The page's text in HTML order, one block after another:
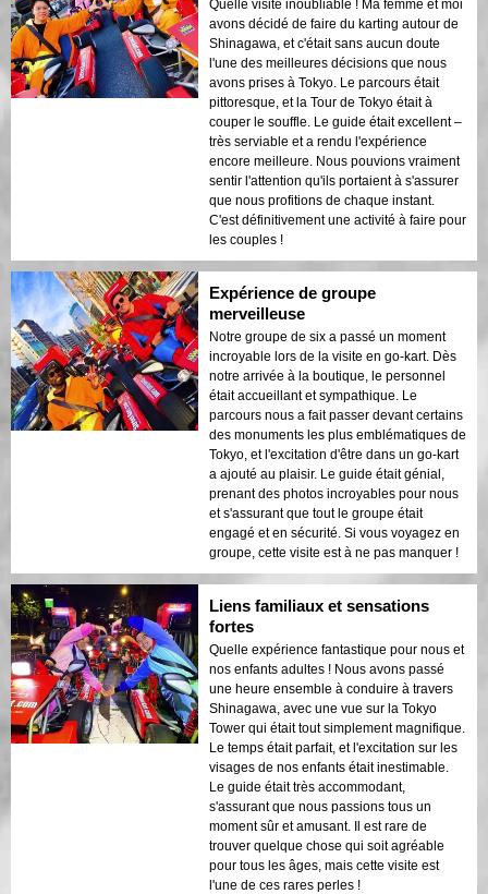
Quelle visite inoubliable ! Ma femme et moi
avons décidé de faire du karting autour de
Shinagawa, et c'était sans aucun doute
l'une des meilleures décisions que nous
avons prises à Tokyo. Le parcours était
pittoresque, et la Tour de Tokyo était à
couper le souffle. Le guide était excellent –
très serviable et a rendu l'expérience
encore meilleure. Nous pouvions vraiment
sentir l'attention qu'ils portaient à s'assurer
que nous profitions de chaque instant.
C'est définitivement une activité à faire pour
les couples !
Expérience de groupe
merveilleuse
Notre groupe de six a passé un moment
incroyable lors de la visite en go-kart. Dès
notre arrivée à la boutique, le personnel
était accueillant et sympathique. Le
parcours nous a fait passer devant certains
des monuments les plus emblématiques de
Tokyo, et l'excitation d'être dans un go-kart
a ajouté au plaisir. Le guide était génial,
prenant des photos incroyables pour nous
et s'assurant que tout le groupe était
engagé et en sécurité. Si vous voyagez en
groupe, cette visite est à ne pas manquer !
Liens familiaux et sensations
fortes
Quelle expérience fantastique pour nous et
nos enfants adultes ! Nous avons passé
une heure ensemble à conduire à travers
Shinagawa, avec une vue sur la Tokyo
Tower qui était tout simplement magnifique.
Le temps était parfait, et l'excitation sur les
visages de nos enfants était inestimable.
Le guide était très accommodant,
s'assurant que nous passions tous un
moment sûr et amusant. Il est rare de
trouver quelque chose qui soit agréable
pour tous les âges, mais cette visite est
l'une de ces rares perles !